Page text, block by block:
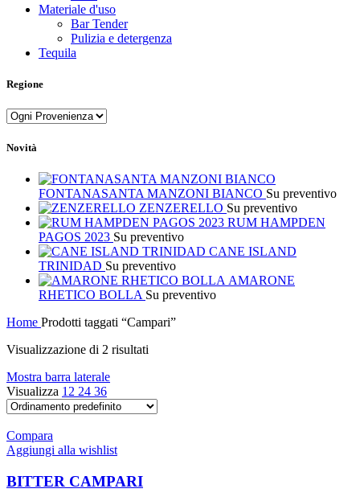
Materiale d'uso
Bar Tender
Pulizia e detergenza
Tequila
Regione
Novità
FONTANASANTA MANZONI BIANCO Su preventivo
ZENZERELLO Su preventivo
RUM HAMPDEN
PAGOS 2023 Su preventivo
CANE ISLAND
TRINIDAD Su preventivo
AMARONE
RHETICO BOLLA Su preventivo
Home Prodotti taggati “Campari”
Visualizzazione di 2 risultati
Mostra barra laterale
Visualizza 12 24 36
Compara
Aggiungi alla wishlist
BITTER CAMPARI